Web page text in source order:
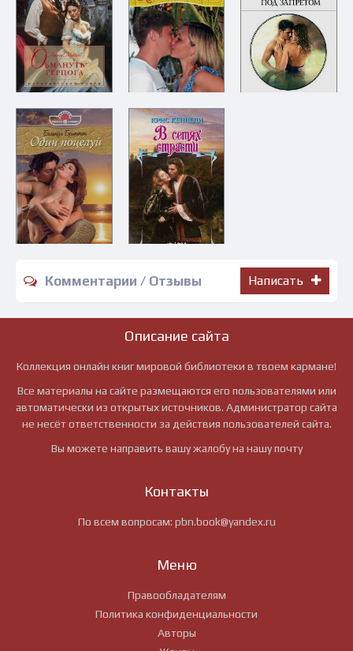
Комментарии / Отзывы Написать
Описание сайта
Коллекция онлайн книг мировой библиотеки в твоем кармане!
Все материалы на сайте размещаются его пользователями или
автоматически из открытых источников. Администратор сайта
не несёт ответственности за действия пользователей сайта.
Вы можете направить вашу жалобу на нашу почту
Контакты
По всем вопросам: pbn.book@yandex.ru
Меню
Правообладателям
Политика конфиденциальности
Авторы